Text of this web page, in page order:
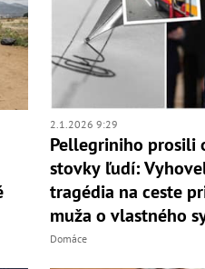
2.1.2026 9:29
Pellegriniho prosili
stovky ľudí:
tragédia na ceste
muža o vlastného
Domáce